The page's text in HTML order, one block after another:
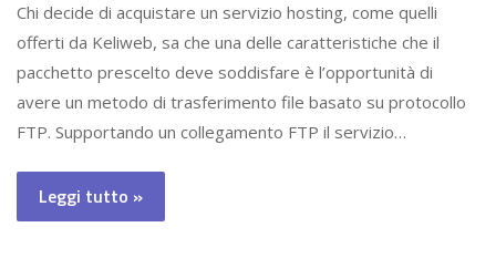
Chi decide di acquistare un servizio hosting, come quelli
offerti da Keliweb, sa che una delle caratteristiche che il
pacchetto prescelto deve soddisfare è l’opportunità di
avere un metodo di trasferimento file basato su protocollo
FTP. Supportando un collegamento FTP il servizio…
Leggi tutto »